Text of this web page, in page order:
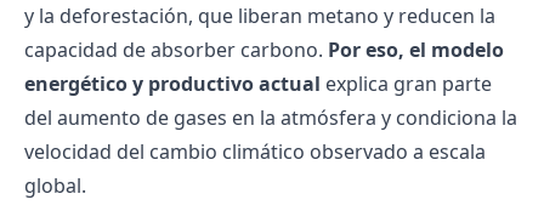
y la deforestación, que liberan metano y reducen la
capacidad de absorber carbono. Por eso, el modelo
energético y productivo actual explica gran parte
del aumento de gases en la atmósfera y condiciona la
velocidad del cambio climático observado a escala
global.